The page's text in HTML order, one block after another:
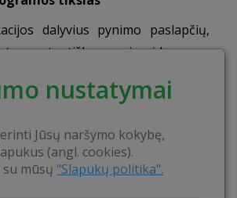
nustatymai
Jūsų naršymo kokybę,
(angl. cookies).
mūsų "Slapukų politika".
dalyvius pynimo paslapčių,
autentiškumą ir įdomumą.
rankomis.
ar gaminti kalėdinius žaisliukus iš
medžiagomis pasirūpins